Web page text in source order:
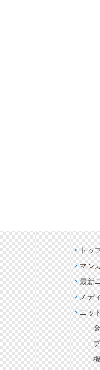
トッ
マン
最新
メデ
ニッ
金
プ
機